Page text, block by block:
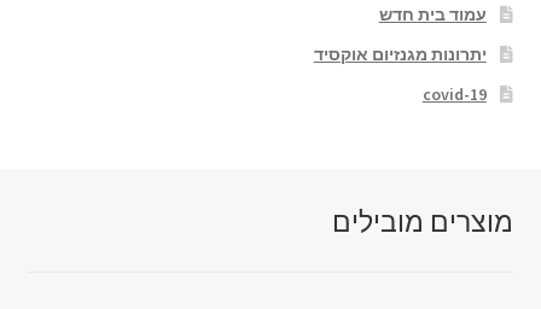
עמוד בית חדש
יתרונות מגנזיום אוקסיד
covid-19
מוצרים מובילים